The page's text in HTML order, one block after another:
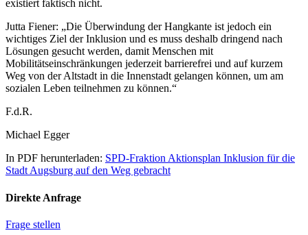
existiert faktisch nicht.
Jutta Fiener: „Die Überwindung der Hangkante ist jedoch ein
wichtiges Ziel der Inklusion und es muss deshalb dringend nach
Lösungen gesucht werden, damit Menschen mit
Mobilitätseinschränkungen jederzeit barrierefrei und auf kurzem
Weg von der Altstadt in die Innenstadt gelangen können, um am
sozialen Leben teilnehmen zu können.“
F.d.R.
Michael Egger
In PDF herunterladen: SPD-Fraktion Aktionsplan Inklusion für die
Stadt Augsburg auf den Weg gebracht
Direkte Anfrage
Frage stellen